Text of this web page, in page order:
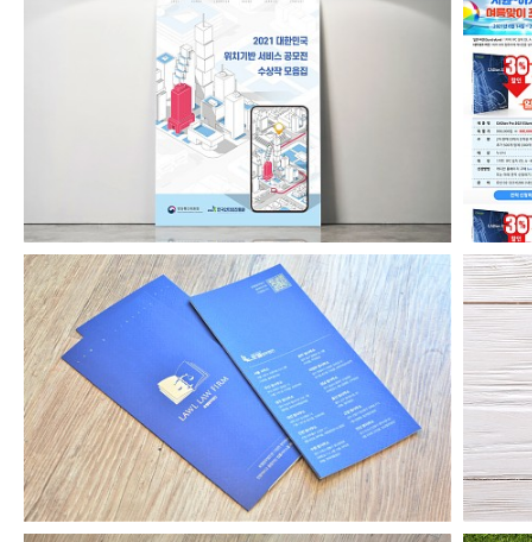
위치기반서비스공모전수상작모음집2021
로엘법무법인 리플릿